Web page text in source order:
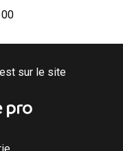
sur le site